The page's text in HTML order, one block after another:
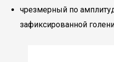
чрезмерный по
зафиксированной